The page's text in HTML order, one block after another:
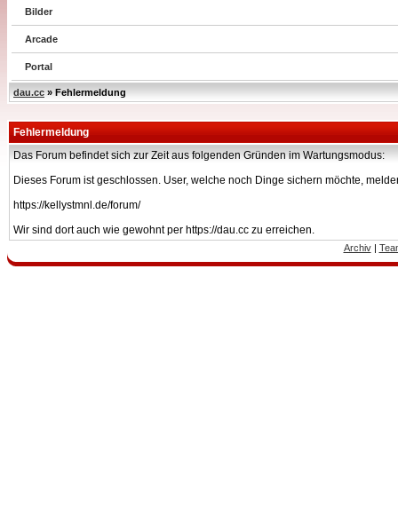
Bilder
Arcade
Portal
dau.cc » Fehlermeldung
Fehlermeldung
Das Forum befindet sich zur Zeit aus folgenden Gründen im Wartungsmodus:
Dieses Forum ist geschlossen. User, welche noch Dinge sichern möchte,
https://kellystmnl.de/forum/
Wir sind dort auch wie gewohnt per https://dau.cc zu erreichen.
Archiv|